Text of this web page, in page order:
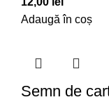
Adaugă în coș
Semn de